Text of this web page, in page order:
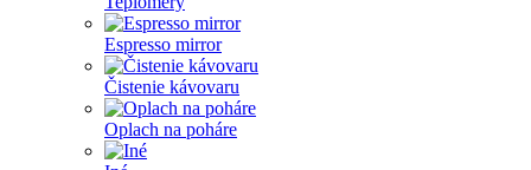
Espresso mirror
Čistenie kávovaru
Oplach na poháre